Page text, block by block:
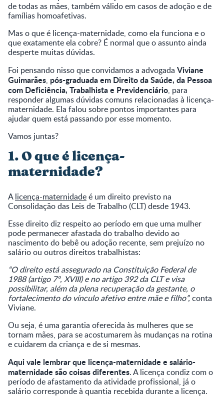
de todas as mães, também válido em casos de adoção e de
famílias homoafetivas.
Mas o que é licença-maternidade, como ela funciona e o
que exatamente ela cobre? É normal que o assunto ainda
desperte muitas dúvidas.
Foi pensando nisso que convidamos a advogada Viviane
Guimarães, pós-graduada em Direito da Saúde, da Pessoa
com Deficiência, Trabalhista e Previdenciário, para
responder algumas dúvidas comuns relacionadas à licença-
maternidade. Ela falou sobre pontos importantes para
ajudar quem está passando por esse momento.
Vamos juntas?
1. O que é licença-
maternidade?
Alicença-maternidadeé um direito previsto na
Consolidação das Leis de Trabalho (CLT) desde 1943.
Esse direito diz respeito ao período em que uma mulher
pode permanecer afastada do trabalho devido ao
nascimento do bebê ou adoção recente, sem prejuízo no
salário ou outros direitos trabalhistas:
“O direito está assegurado na Constituição Federal de
1988 (artigo 7º, XVIII) e no artigo 392 da CLT e visa
possibilitar, além da plena recuperação da gestante, o
fortalecimento do vínculo afetivo entre mãe e filho”,conta
Viviane.
Ou seja, é uma garantia oferecida às mulheres que se
tornam mães, para se acostumarem às mudanças na rotina
e cuidarem da criança e de si mesmas.
Aqui vale lembrar que licença-maternidade e salário-
maternidade são coisas diferentes. A licença condiz com o
período de afastamento da atividade profissional, já o
salário corresponde à quantia recebida durante a licença.